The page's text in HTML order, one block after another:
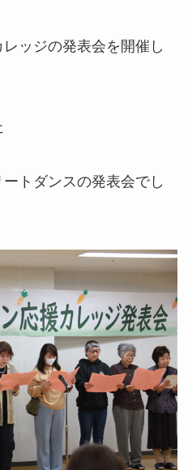
ッジの発表会を開催し
トダンスの発表会でし